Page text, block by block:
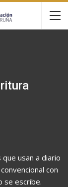
usan a diario
con
se escribe.